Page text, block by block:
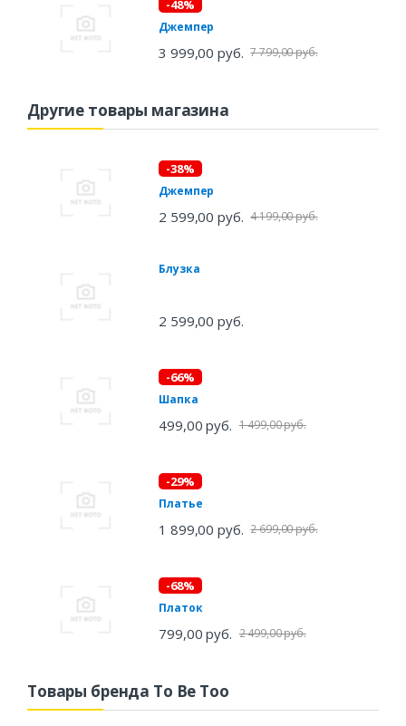
-48%
Джемпер
3 999,00 руб. 7 799,00 руб.
Другие товары магазина
-38%
Джемпер
2 599,00 руб. 4 199,00 руб.
Блузка
2 599,00 руб.
-66%
Шапка
499,00 руб. 1 499,00 руб.
-29%
Платье
1 899,00 руб. 2 699,00 руб.
-68%
Платок
799,00 руб. 2 499,00 руб.
Товары бренда To Be Too